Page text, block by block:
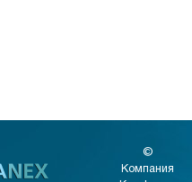
©
Компания